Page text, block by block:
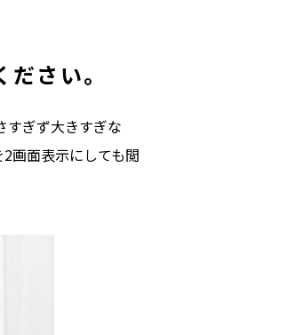
さい。
すぎず大きすぎな
画面表示にしても閲